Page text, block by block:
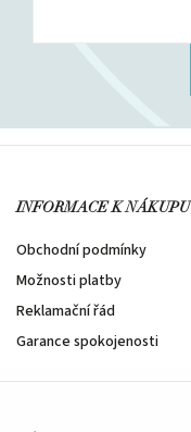
INFORMACE K NÁKUPU
Obchodní podmínky
Možnosti platby
Reklamační řád
Garance spokojenosti